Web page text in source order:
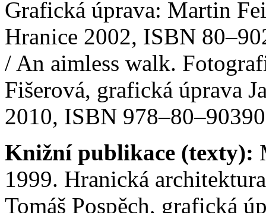
Grafická úprava: Martin
Hranice 2002, ISBN
/ An aimless walk.
Fišerová, grafická úprava
2010, ISBN
Knižní publikace (texty):
1999. Hranická
Tomáš Pospěch, grafická